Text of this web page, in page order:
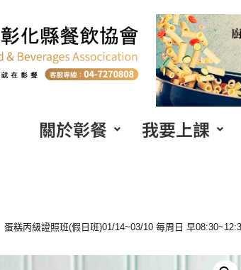
關於彰餐 我要上課
蛋糕丙級證照班(假日班)01/14~03/10 每周日 早